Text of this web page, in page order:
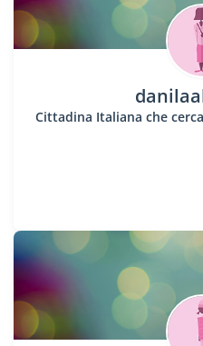
Cittadina Italiana che